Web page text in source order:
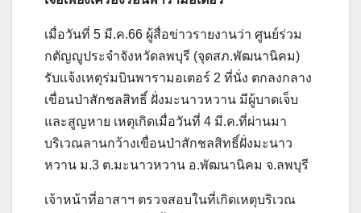
เมื่อวันที่ 5 มี.ค.66 ผู้สื่อข่าวรายงานว่า ศูนย์ร่วม
กตัญญูประจำจังหวัดลพบุรี (จุดสภ.พัฒนานิคม)
รับเเจ้งเหตุร่มบินพารามอเตอร์ 2 ที่นั่ง ตกลงกลาง
เขื่อนป่าสักชลสิทธิ์ ฝั่งมะนาวหวาน มีผู้บาดเจ็บ
และสูญหาย เหตุเกิดเมื่อวันที่ 4 มี.ค.ที่ผ่านมา
บริเวณลานกว้างเขื่อนป่าสักชลสิทธิ์ฝั่งมะนาว
หวาน ม.3 ต.มะนาวหวาน อ.พัฒนานิคม จ.ลพบุรี
เจ้าหน้าที่อาสาฯ ตรวจสอบในที่เกิดเหตุบริเวณ